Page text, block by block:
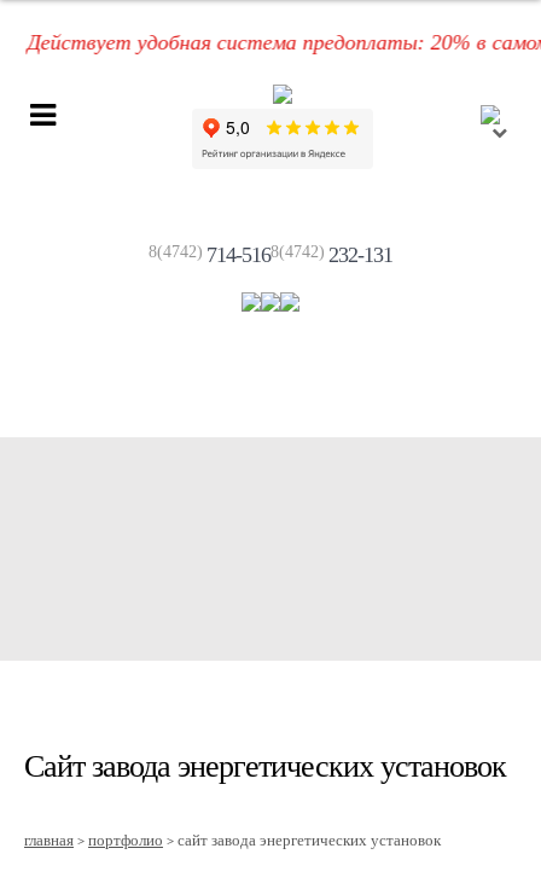
удобная система предоплаты: 20% в самом
8(4742) 714-5168(4742) 232-131
Сайт завода энергетических установок
главная > портфолио > сайт завода энергетических установок